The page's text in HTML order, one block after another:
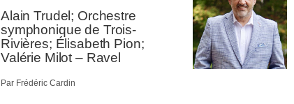
Alain Trudel; Orchestre
symphonique de Trois-
Rivières; Élisabeth Pion;
Valérie Milot – Ravel
Par Frédéric Cardin